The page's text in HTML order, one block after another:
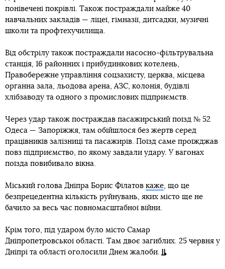
понівечені покрівлі. Також постраждали майже 40
навчальних закладів — ліцеї, гімназії, дитсадки, музичні
школи та профтехучилища.
Від обстрілу також постраждали насосно-фільтрувальна
станція, 16 районних і прибудинкових котелень,
Правобережне управління соцзахисту, церква, місцева
органна зала, льодова арена, АЗС, колонія, будівлі
хлібзаводу та одного з промислових підприємств.
Через удар також постраждав пасажирський поїзд № 52
Одеса — Запоріжжя, там обійшлося без жертв серед
працівників залізниці та пасажирів. Поїзд саме проїжджав
повз підприємство, по якому завдали удару. У вагонах
поїзда повибивало вікна.
Міський голова Дніпра Борис Філатов каже, що це
безпрецедентна кількість руйнувань, яких місто ще не
бачило за весь час повномасштабної війни.
Крім того, під ударом було місто Самар
Дніпропетровської області. Там двоє загиблих. 25 червня у
Дніпрі та області оголосили Днем жалоби.